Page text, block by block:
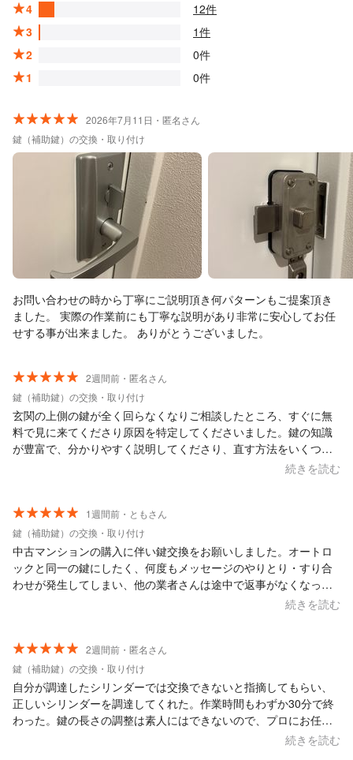
4
12件
3
1件
2
0件
1
0件
2026年7月11日・匿名さん
鍵（補助鍵）の交換・取り付け
お問い合わせの時から丁寧にご説明頂き何パターンもご提案頂き
ました。 実際の作業前にも丁寧な説明があり非常に安心してお任
せする事が出来ました。 ありがとうございました。
2週間前・匿名さん
鍵（補助鍵）の交換・取り付け
玄関の上側の鍵が全く回らなくなりご相談したところ、すぐに無
料で見に来てくださり原因を特定してくださいました。鍵の知識
が豊富で、分かりやすく説明してくださり、直す方法をいくつか
提案してくださいました。 金額もそれなりに掛かりましたが、築
とにも親身になってお答えくださったのも安心できる一因でし
た。 来宅されて30分程で、上下の鍵の中と鍵穴を新しい物に変え
ていただきました。新しくなった鍵で開け閉めしてみてビックリ
しました！！こんなに簡単にスムーズに回るんだ！と。 終わった
後、メンテナンスについても詳しく教えてくださり、これからま
た10年以上は安心して暮らせます。 こちらの方にお願いして本当
続きを読む
1週間前・ともさん
鍵（補助鍵）の交換・取り付け
中古マンションの購入に伴い鍵交換をお願いしました。オートロ
ックと同一の鍵にしたく、何度もメッセージのやりとり・すり合
わせが発生してしまい、他の業者さんは途中で返事がなくなって
しまいましたが笑、 こちらの業者さんはいつも迅速にご返信頂
続きを読む
2週間前・匿名さん
鍵（補助鍵）の交換・取り付け
自分が調達したシリンダーでは交換できないと指摘してもらい、
正しいシリンダーを調達してくれた。作業時間もわずか30分で終
わった。鍵の長さの調整は素人にはできないので、プロにお任せ
して良かった。 価格は総額21,450円で、クーポンにより3,000円
続きを読む